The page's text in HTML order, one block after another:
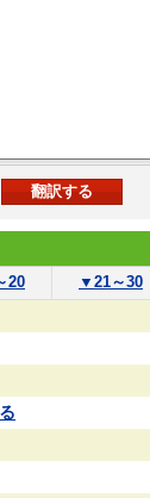
20 ▼ 21～30